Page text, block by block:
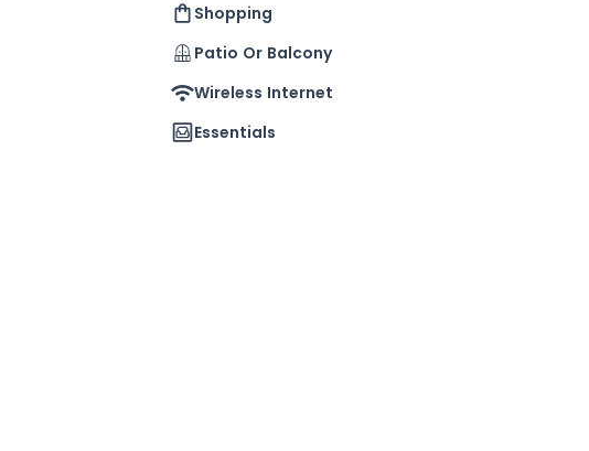
Shopping
Patio Or Balcony
Wireless Internet
Essentials